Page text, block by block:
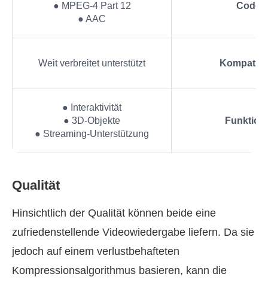
● MPEG-4 Part 12
● AAC
Codec
Weit verbreitet unterstützt
● Interaktivität
● 3D-Objekte
● Streaming-Unterstützung
Qualität
Hinsichtlich der Qualität können beide eine
zufriedenstellende Videowiedergabe liefern. Da sie
jedoch auf einem verlustbehafteten
Kompressionsalgorithmus basieren, kann die